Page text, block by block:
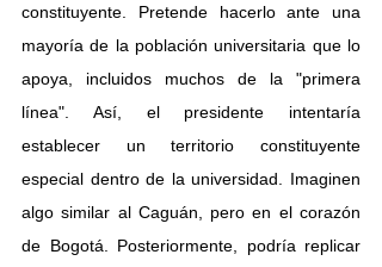
constituyente. Pretende hacerlo ante una
mayoría de la población universitaria que lo
apoya, incluidos muchos de la "primera
línea". Así, el presidente intentaría
establecer un territorio constituyente
especial dentro de la universidad. Imaginen
algo similar al Caguán, pero en el corazón
de Bogotá. Posteriormente, podría replicar